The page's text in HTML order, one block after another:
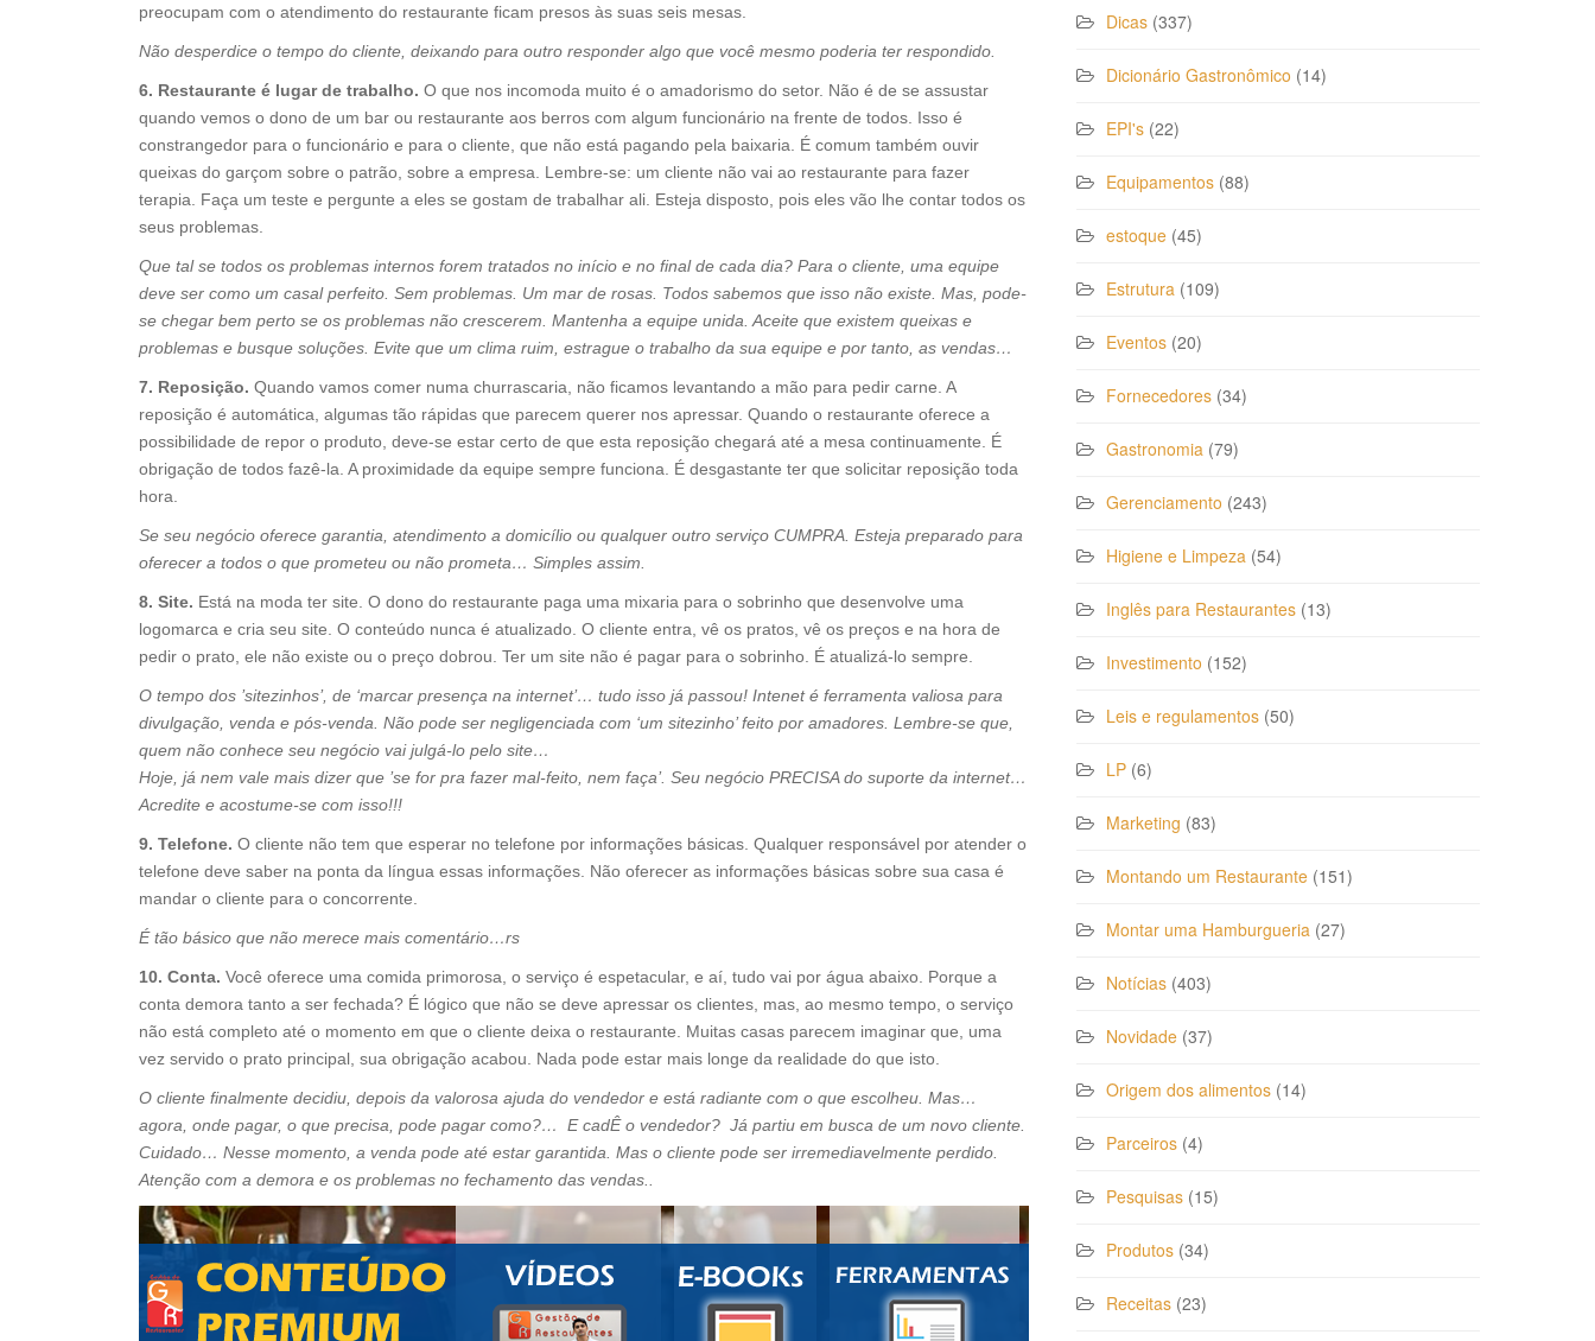
preocupam com o atendimento do restaurante ficam presos às suas seis mesas.
Não desperdice o tempo do cliente, deixando para outro responder algo que você mesmo poderia ter respondido.
6. Restaurante é lugar de trabalho. O que nos incomoda muito é o amadorismo do setor. Não é de se assustar
quando vemos o dono de um bar ou restaurante aos berros com algum funcionário na frente de todos. Isso é
constrangedor para o funcionário e para o cliente, que não está pagando pela baixaria. É comum também ouvir
queixas do garçom sobre o patrão, sobre a empresa. Lembre-se: um cliente não vai ao restaurante para fazer
terapia. Faça um teste e pergunte a eles se gostam de trabalhar ali. Esteja disposto, pois eles vão lhe contar todos os
seus problemas.
Que tal se todos os problemas internos forem tratados no início e no final de cada dia? Para o cliente, uma equipe
deve ser como um casal perfeito. Sem problemas. Um mar de rosas. Todos sabemos que isso não existe. Mas, pode-
se chegar bem perto se os problemas não crescerem. Mantenha a equipe unida. Aceite que existem queixas e
problemas e busque soluções. Evite que um clima ruim, estrague o trabalho da sua equipe e por tanto, as vendas…
7. Reposição. Quando vamos comer numa churrascaria, não ficamos levantando a mão para pedir carne. A
reposição é automática, algumas tão rápidas que parecem querer nos apressar. Quando o restaurante oferece a
possibilidade de repor o produto, deve-se estar certo de que esta reposição chegará até a mesa continuamente. É
obrigação de todos fazê-la. A proximidade da equipe sempre funciona. É desgastante ter que solicitar reposição toda
hora.
Se seu negócio oferece garantia, atendimento a domicílio ou qualquer outro serviço CUMPRA. Esteja preparado para
oferecer a todos o que prometeu ou não prometa… Simples assim.
8. Site. Está na moda ter site. O dono do restaurante paga uma mixaria para o sobrinho que desenvolve uma
logomarca e cria seu site. O conteúdo nunca é atualizado. O cliente entra, vê os pratos, vê os preços e na hora de
pedir o prato, ele não existe ou o preço dobrou. Ter um site não é pagar para o sobrinho. É atualizá-lo sempre.
O tempo dos ’sitezinhos’, de ‘marcar presença na internet’… tudo isso já passou! Intenet é ferramenta valiosa para
divulgação, venda e pós-venda. Não pode ser negligenciada com ‘um sitezinho’ feito por amadores. Lembre-se que,
quem não conhece seu negócio vai julgá-lo pelo site…
Hoje, já nem vale mais dizer que ’se for pra fazer mal-feito, nem faça’. Seu negócio PRECISA do suporte da internet…
Acredite e acostume-se com isso!!!
9. Telefone. O cliente não tem que esperar no telefone por informações básicas. Qualquer responsável por atender o
telefone deve saber na ponta da língua essas informações. Não oferecer as informações básicas sobre sua casa é
mandar o cliente para o concorrente.
É tão básico que não merece mais comentário…rs
10. Conta. Você oferece uma comida primorosa, o serviço é espetacular, e aí, tudo vai por água abaixo. Porque a
conta demora tanto a ser fechada? É lógico que não se deve apressar os clientes, mas, ao mesmo tempo, o serviço
não está completo até o momento em que o cliente deixa o restaurante. Muitas casas parecem imaginar que, uma
vez servido o prato principal, sua obrigação acabou. Nada pode estar mais longe da realidade do que isto.
O cliente finalmente decidiu, depois da valorosa ajuda do vendedor e está radiante com o que escolheu. Mas…
agora, onde pagar, o que precisa, pode pagar como?… E cadÊ o vendedor? Já partiu em busca de um novo cliente.
Cuidado… Nesse momento, a venda pode até estar garantida. Mas o cliente pode ser irremediavelmente perdido.
Atenção com a demora e os problemas no fechamento das vendas..
Dicas (337)
Dicionário Gastronômico (14)
EPI's (22)
Equipamentos (88)
estoque (45)
Estrutura (109)
Eventos (20)
Fornecedores (34)
Gastronomia (79)
Gerenciamento (243)
Higiene e Limpeza (54)
Inglês para Restaurantes (13)
Investimento (152)
Leis e regulamentos (50)
LP (6)
Marketing (83)
Montando um Restaurante (151)
Montar uma Hamburgueria (27)
Notícias (403)
Novidade (37)
Origem dos alimentos (14)
Parceiros (4)
Pesquisas (15)
Produtos (34)
Receitas (23)